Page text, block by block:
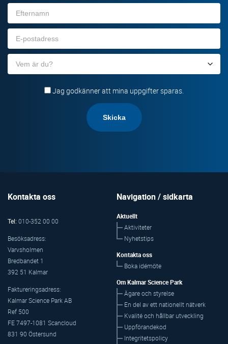
Efternamn
post
Organisation
Jag godkänner att mina uppgifter sparas.
Kontakta oss
Tel: 010-352 00 00
Besöksadress:
Varvsholmen
Bredbandet 1
392 51 Kalmar
Faktureringsadress:
Kalmar Science Park AB
Ref 500
FE 7497-1081 Scancloud
831 90 Östersund
Navigation / sidkarta
Aktuellt
Aktiviteter
Nyhetstips
Kontakta oss
Boka idémöte
Om Kalmar Science Park
Ägare och styrelse
En del av ett nationellt nätverk
Kvalité och hållbar utveckling
Uppförandekod
Integritetspolicy